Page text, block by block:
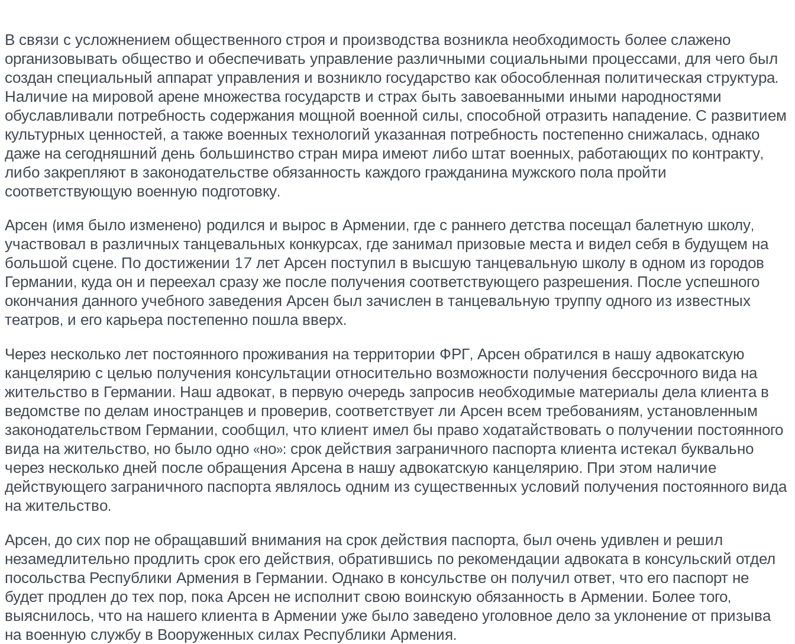
В связи с усложнением общественного строя и производства возникла необходимость более слажено
организовывать общество и обеспечивать управление различными социальными процессами, для чего был
создан специальный аппарат управления и возникло государство как обособленная политическая структура.
Наличие на мировой арене множества государств и страх быть завоеванными иными народностями
обуславливали потребность содержания мощной военной силы, способной отразить нападение. С развитием
культурных ценностей, а также военных технологий указанная потребность постепенно снижалась, однако
даже на сегодняшний день большинство стран мира имеют либо штат военных, работающих по контракту,
либо закрепляют в законодательстве обязанность каждого гражданина мужского пола пройти
соответствующую военную подготовку.
Арсен (имя было изменено) родился и вырос в Армении, где с раннего детства посещал балетную школу,
участвовал в различных танцевальных конкурсах, где занимал призовые места и видел себя в будущем на
большой сцене. По достижении 17 лет Арсен поступил в высшую танцевальную школу в одном из городов
Германии, куда он и переехал сразу же после получения соответствующего разрешения. После успешного
окончания данного учебного заведения Арсен был зачислен в танцевальную труппу одного из известных
театров, и его карьера постепенно пошла вверх.
Через несколько лет постоянного проживания на территории ФРГ, Арсен обратился в нашу адвокатскую
канцелярию с целью получения консультации относительно возможности получения бессрочного вида на
жительство в Германии. Наш адвокат, в первую очередь запросив необходимые материалы дела клиента в
ведомстве по делам иностранцев и проверив, соответствует ли Арсен всем требованиям, установленным
законодательством Германии, сообщил, что клиент имел бы право ходатайствовать о получении постоянного
вида на жительство, но было одно «но»: срок действия заграничного паспорта клиента истекал буквально
через несколько дней после обращения Арсена в нашу адвокатскую канцелярию. При этом наличие
действующего заграничного паспорта являлось одним из существенных условий получения постоянного вида
на жительство.
Арсен, до сих пор не обращавший внимания на срок действия паспорта, был очень удивлен и решил
незамедлительно продлить срок его действия, обратившись по рекомендации адвоката в консульский отдел
посольства Республики Армения в Германии. Однако в консульстве он получил ответ, что его паспорт не
будет продлен до тех пор, пока Арсен не исполнит свою воинскую обязанность в Армении. Более того,
выяснилось, что на нашего клиента в Армении уже было заведено уголовное дело за уклонение от призыва
на военную службу в Вооруженных силах Республики Армения.